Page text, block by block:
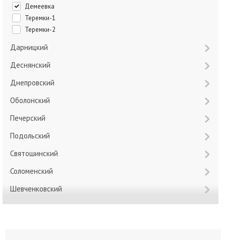
Демеевка
Теремки-1
Теремки-2
Дарницкий
Деснянский
Днепровский
Оболонский
Печерский
Подольский
Святошинский
Соломенский
Шевченковский